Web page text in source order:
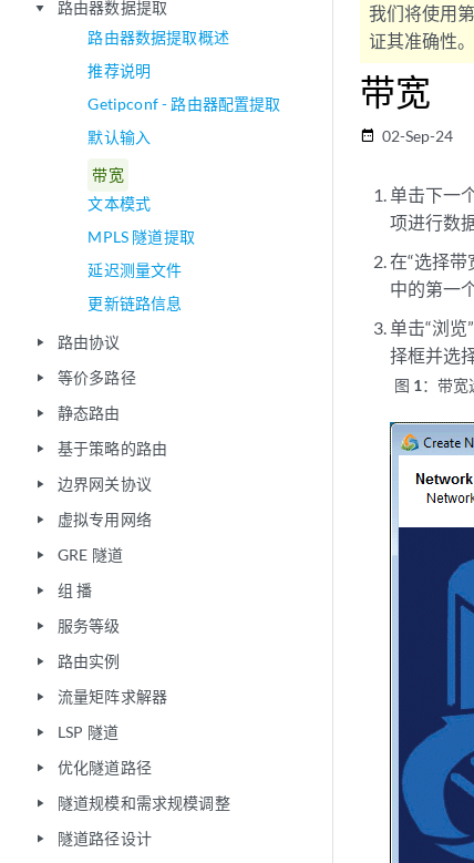
play_arrow
路由器数据提取
路由器数据提取概述
推荐说明
Getipconf - 路由器配置提取
默认输入
带宽
文本模式
MPLS 隧道提取
延迟测量文件
更新链路信息
play_arrow 路由协议
play_arrow 等价多路径
play_arrow 静态路由
play_arrow 基于策略的路由
play_arrow 边界网关协议
play_arrow 虚拟专用网络
play_arrow GRE 隧道
play_arrow 组 播
play_arrow 服务等级
play_arrow 路由实例
play_arrow 流量矩阵求解器
play_arrow LSP 隧道
play_arrow 优化隧道路径
play_arrow 隧道规模和需求规模调整
play_arrow 隧道路径设计
我们将使用
证其准确性
带宽
date_range 02-Sep-24
单击下一
项进行数
在“选择
中的第一
单击“浏
择框并选
图 1：带宽